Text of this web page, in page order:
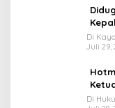
Di
Juli 29,
Di